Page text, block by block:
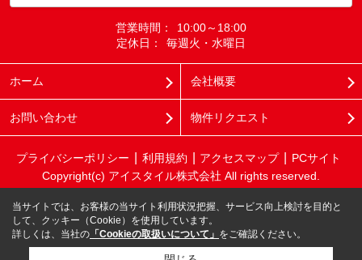
営業時間：
10:00～18:00
定休日：
毎週火・水曜日
ホーム 会社概要
お問い合わせ 物件リクエスト
プライバシーポリシー 利用規約 アクセスマップ
PCサイト
Copyright(c) アイスタイル株式会社 All rights reserved.
当サイトでは、お客様の当サイト利用状況把握、サービス向上検討を目的と
して、クッキー（Cookie）を使用しています。
詳しくは、当社の 「Cookieの取扱いについて」 をご確認ください。